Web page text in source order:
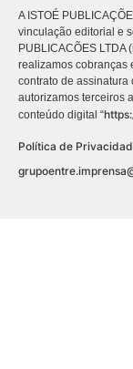
A ISTOÉ
vinculação editorial e
PUBLICACÕES
realizamos cobranças
contrato de assinatura
autorizamos terceiros
conteúdo digital “
Política de